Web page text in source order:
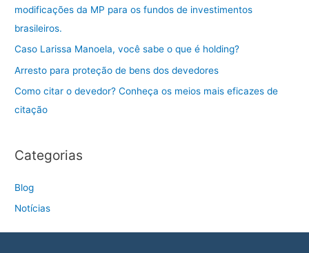
r
:
modificações da MP para os fundos de investimentos
brasileiros.
Caso Larissa Manoela, você sabe o que é holding?
Arresto para proteção de bens dos devedores
Como citar o devedor? Conheça os meios mais eficazes de
citação
Categorias
Blog
Notícias